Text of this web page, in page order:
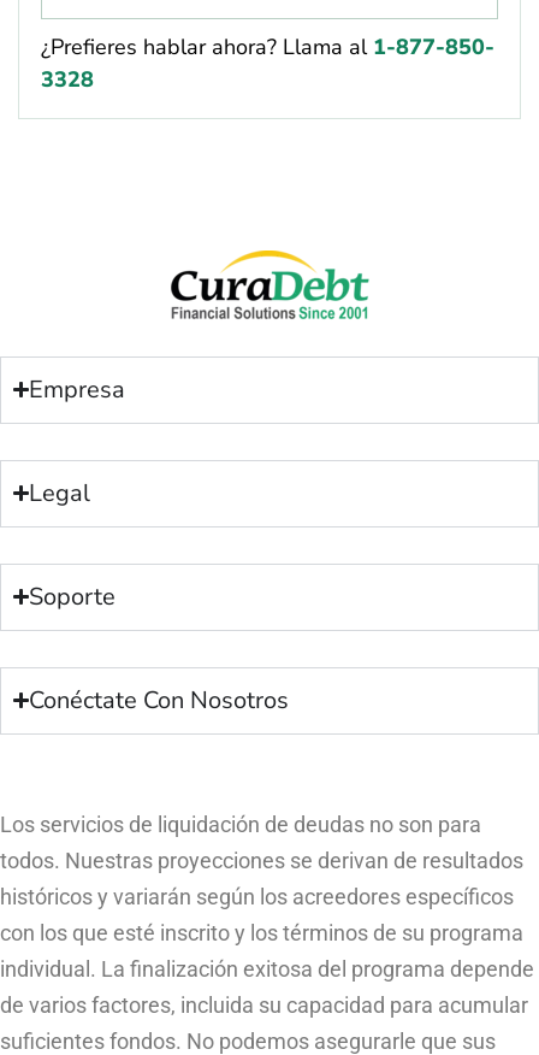
¿Prefieres hablar ahora? Llama al 1-877-850-
3328
Empresa
Legal
Soporte
Conéctate Con Nosotros
Los servicios de liquidación de deudas no son para
todos. Nuestras proyecciones se derivan de resultados
históricos y variarán según los acreedores específicos
con los que esté inscrito y los términos de su programa
individual. La finalización exitosa del programa depende
de varios factores, incluida su capacidad para acumular
suficientes fondos. No podemos asegurarle que sus